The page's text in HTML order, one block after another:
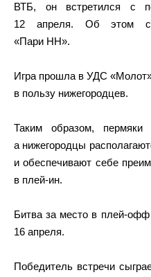
ВТБ, он встретился с
12 апреля. Об этом
«Пари НН».
Игра прошла в УДС
в пользу нижегородцев.
Таким образом, пермяки
а нижегородцы
и обеспечивают себе
в плей-ин.
Битва за место в плей-
16 апреля.
Победитель встречи